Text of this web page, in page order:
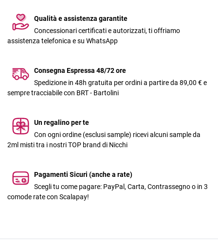
Qualità e assistenza garantite
Concessionari certificati e autorizzati, ti offriamo
assistenza telefonica e su WhatsApp
Consegna Espressa 48/72 ore
Spedizione in 48h gratuita per ordini a partire da 89,00 € e
sempre tracciabile con BRT - Bartolini
Un regalino per te
Con ogni ordine (esclusi sample) ricevi alcuni sample da
2ml misti tra i nostri TOP brand di Nicchi
Pagamenti Sicuri (anche a rate)
Scegli tu come pagare: PayPal, Carta, Contrassegno o in 3
comode rate con Scalapay!